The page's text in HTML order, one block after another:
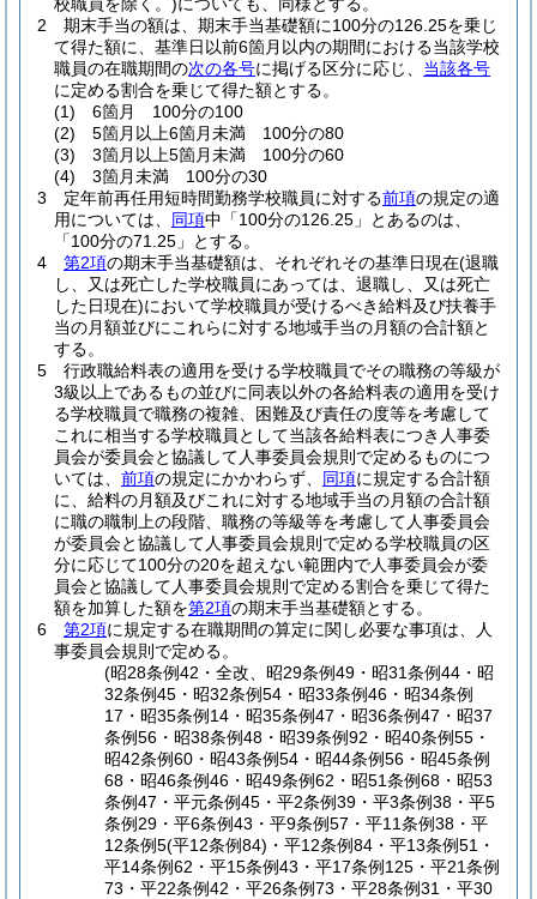
2
期末手当の額は、期末手当基礎額に100分の126.25を乗じ
て得た額に、基準日以前6箇月以内の期間における当該学校
職員の在職期間の次の各号に掲げる区分に応じ、 当該各号
に定める割合を乗じて得た額とする。
(1)
6箇月 100分の100
(2)
5箇月以上6箇月未満 100分の80
(3)
3箇月以上5箇月未満 100分の60
(4)
3箇月未満 100分の30
3
定年前再任用短時間勤務学校職員に対する前項の規定の適
用については、 同項中「100分の126.25」とあるのは、
「100分の71.25」とする。
4
第2項の期末手当基礎額は、それぞれその基準日現在(退職
し、又は死亡した学校職員にあっては、退職し、又は死亡
した日現在)において学校職員が受けるべき給料及び扶養手
当の月額並びにこれらに対する地域手当の月額の合計額と
する。
5
行政職給料表の適用を受ける学校職員でその職務の等級が
3級以上であるもの並びに同表以外の各給料表の適用を受け
る学校職員で職務の複雑、困難及び責任の度等を考慮して
これに相当する学校職員として当該各給料表につき人事委
員会が委員会と協議して人事委員会規則で定めるものにつ
いては、 前項の規定にかかわらず、 同項に規定する合計額
に、給料の月額及びこれに対する地域手当の月額の合計額
に職の職制上の段階、職務の等級等を考慮して人事委員会
が委員会と協議して人事委員会規則で定める学校職員の区
分に応じて100分の20を超えない範囲内で人事委員会が委
員会と協議して人事委員会規則で定める割合を乗じて得た
額を加算した額を第2項の期末手当基礎額とする。
6
第2項に規定する在職期間の算定に関し必要な事項は、人
事委員会規則で定める。
(昭28条例42・全改、昭29条例49・昭31条例44・昭
32条例45・昭32条例54・昭33条例46・昭34条例
17・昭35条例14・昭35条例47・昭36条例47・昭37
条例56・昭38条例48・昭39条例92・昭40条例55・
昭42条例60・昭43条例54・昭44条例56・昭45条例
68・昭46条例46・昭49条例62・昭51条例68・昭53
条例47・平元条例45・平2条例39・平3条例38・平5
条例29・平6条例43・平9条例57・平11条例38・平
12条例5(平12条例84)・平12条例84・平13条例51・
平14条例62・平15条例43・平17条例125・平21条例
73・平22条例42・平26条例73・平28条例31・平30